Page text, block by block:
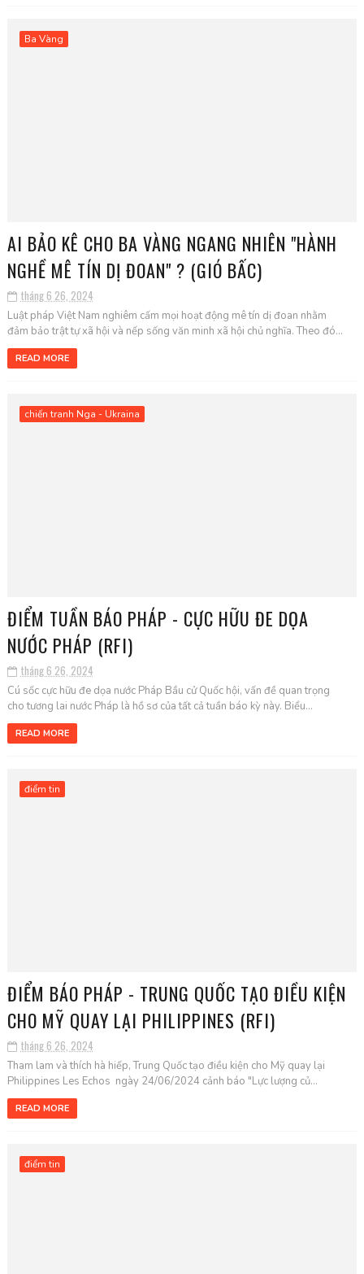
Ba Vàng
AI BẢO KÊ CHO BA VÀNG NGANG NHIÊN "HÀNH
NGHỀ MÊ TÍN DỊ ĐOAN" ? (GIÓ BẤC)
tháng 6 26, 2024
Luật pháp Việt Nam nghiêm cấm mọi hoạt động mê tín dị đoan nhằm
đảm bảo trật tự xã hội và nếp sống văn minh xã hội chủ nghĩa. Theo đó...
READ MORE
chiến tranh Nga - Ukraina
ĐIỂM TUẦN BÁO PHÁP - CỰC HỮU ĐE DỌA
NƯỚC PHÁP (RFI)
tháng 6 26, 2024
Cú sốc cực hữu đe dọa nước Pháp Bầu cử Quốc hội, vấn đề quan trọng
cho tương lai nước Pháp là hồ sơ của tất cả tuần báo kỳ này. Biểu...
READ MORE
điểm tin
ĐIỂM BÁO PHÁP - TRUNG QUỐC TẠO ĐIỀU KIỆN
CHO MỸ QUAY LẠI PHILIPPINES (RFI)
tháng 6 26, 2024
Tham lam và thích hà hiếp, Trung Quốc tạo điều kiện cho Mỹ quay lại
Philippines Les Echos ngày 24/06/2024 cảnh báo "Lực lượng củ...
READ MORE
điểm tin